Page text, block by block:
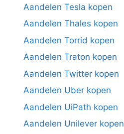
Aandelen Tesla kopen
Aandelen Thales kopen
Aandelen Torrid kopen
Aandelen Traton kopen
Aandelen Twitter kopen
Aandelen Uber kopen
Aandelen UiPath kopen
Aandelen Unilever kopen